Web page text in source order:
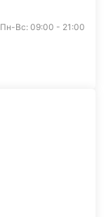
Пн-Вс: 09:00 - 21:00